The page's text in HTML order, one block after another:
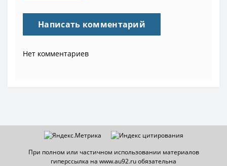
Написать комментарий
Нет комментариев
При полном или частичном использовании материалов
гиперссылка на www.au92.ru обязательна